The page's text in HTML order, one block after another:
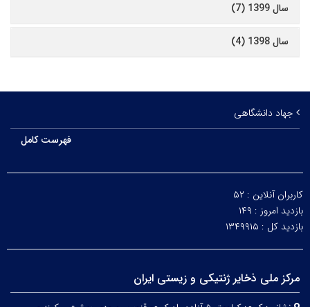
سال 1399 (7)
سال 1398 (4)
جهاد دانشگاهی
فهرست کامل
کاربران آنلاین : ۵۲
بازدید امروز : ۱۴۹
بازدید کل : ۱۳۴۹۹۱۵
مرکز ملی ذخایر ژنتیکی و زیستی ایران